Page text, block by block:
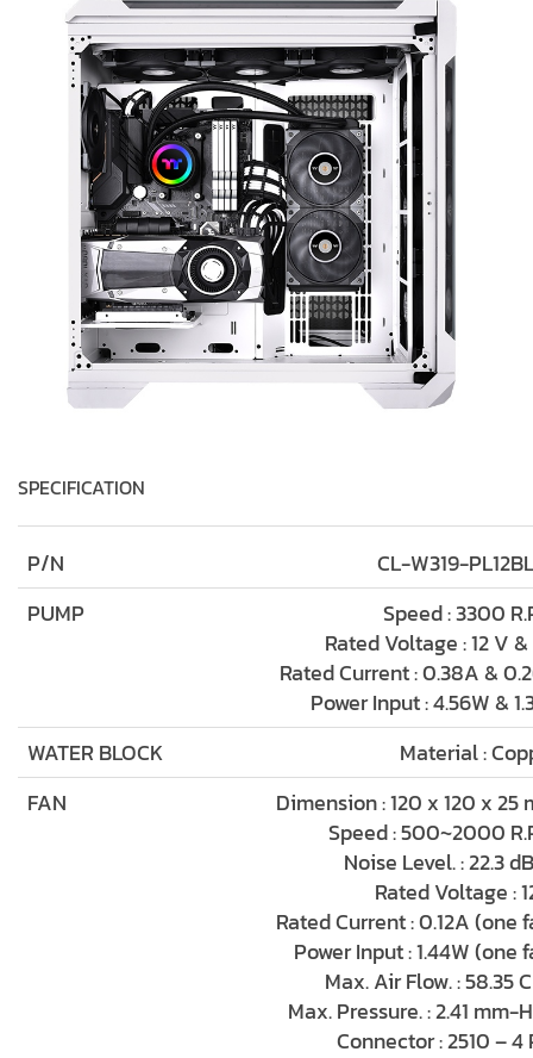
SPECIFICATION
P/N
CL-W319-
PUMP
Speed : 3300
Rated Voltage : 12 V
Rated Current : 0.38A &
Power Input : 4.56W &
WATER BLOCK
Material :
FAN
Dimension : 120 x 120 x 25
Speed : 500~2000
Noise Level. : 22.3
Rated Voltage :
Rated Current : 0.12A (one
Power Input : 1.44W (one
Max. Air Flow. : 58.35
Max. Pressure. : 2.41 mm-
Connector : 2510 – 4